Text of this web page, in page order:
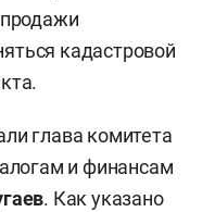
кадастровой
глава комитета
и финансам
. Как указано